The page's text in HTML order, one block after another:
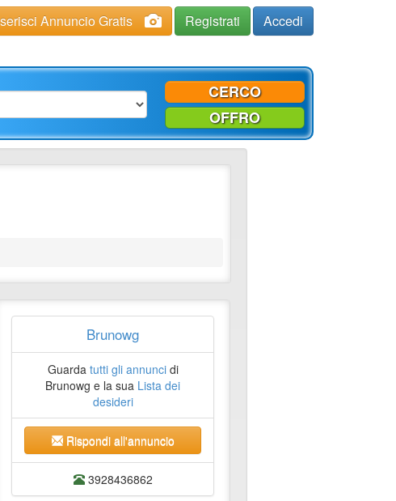
Annuncio Gratis Registrati Accedi
CERCO
OFFRO
Brunowg
Guarda tutti gli annuncidi
Brunowg e la sua Lista dei
desideri
Rispondi all'annuncio
3928436862